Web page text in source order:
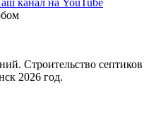
Строительство септиков
2026 год.